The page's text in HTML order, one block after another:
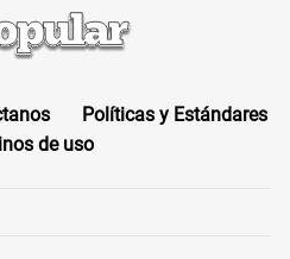
Políticas y Estándares
de uso